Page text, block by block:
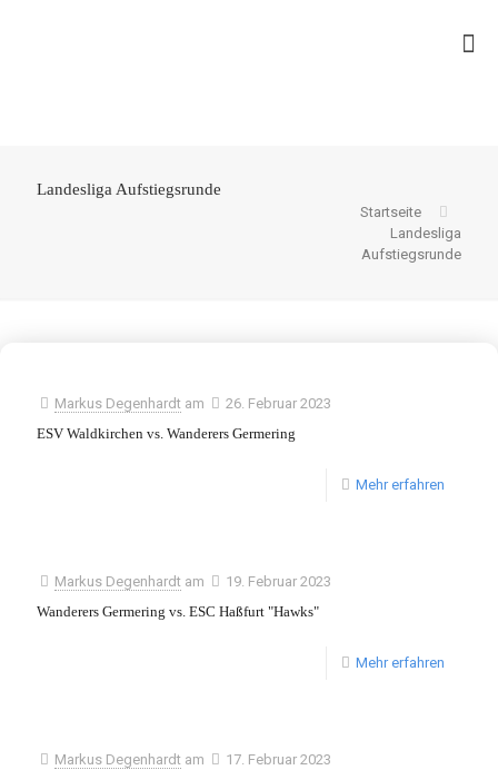
Landesliga Aufstiegsrunde
Startseite
Landesliga
Aufstiegsrunde
Markus Degenhardt am
26. Februar 2023
ESV Waldkirchen vs. Wanderers Germering
Mehr erfahren
Markus Degenhardt am
19. Februar 2023
Wanderers Germering vs. ESC Haßfurt "Hawks"
Mehr erfahren
Markus Degenhardt am
17. Februar 2023